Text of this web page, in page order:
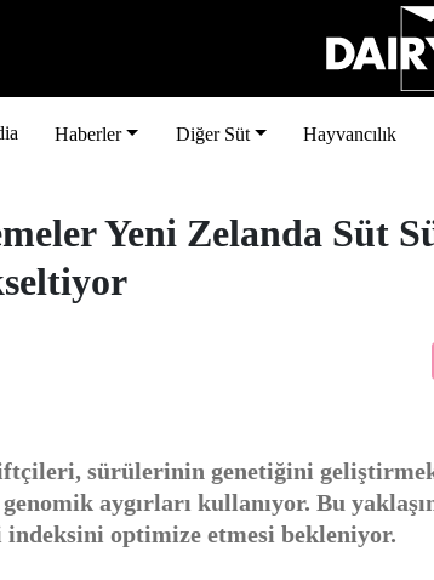
Haberler Diğer Süt Hayvancılık
Yeni Zelanda Süt
sürülerinin genetiğini
aygırları kullanıyor. Bu
indeksini optimize etmesi bekleniyor.